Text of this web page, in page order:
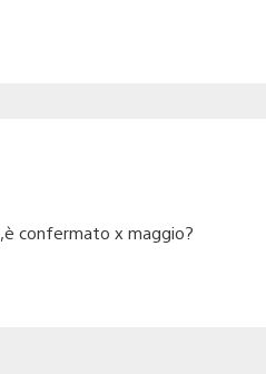
confermato x maggio?